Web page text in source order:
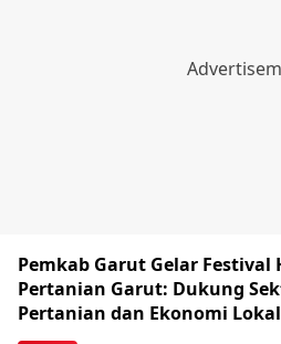
Pemkab Garut Gelar Festival
Pertanian Garut: Dukung
Pertanian dan Ekonomi Lokal